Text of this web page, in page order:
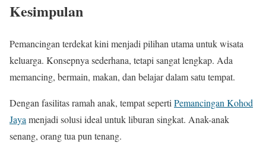
Kesimpulan
Pemancingan terdekat kini menjadi pilihan utama untuk wisata
keluarga. Konsepnya sederhana, tetapi sangat lengkap. Ada
memancing, bermain, makan, dan belajar dalam satu tempat.
Dengan fasilitas ramah anak, tempat seperti Pemancingan Kohod
Jaya menjadi solusi ideal untuk liburan singkat. Anak-anak
senang, orang tua pun tenang.